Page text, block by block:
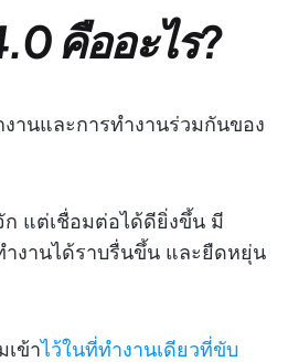
คืออะไร?
านและการทำงานร่วมกันของ
แต่เชื่อมต่อได้ดียิ่งขึ้น มี
งานได้ราบรื่นขึ้น และยืดหยุ่น
เข้าไว้ในที่ทำงานเดียวที่ขับ